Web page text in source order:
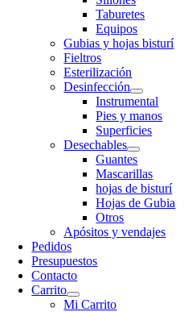
Taburetes
Equipos
Gubias y hojas bisturí
Fieltros
Esterilización
Desinfección
Instrumental
Pies y manos
Superficies
Desechables
Guantes
Mascarillas
hojas de bisturí
Hojas de Gubia
Otros
Apósitos y vendajes
Pedidos
Presupuestos
Contacto
Carrito
Mi Carrito